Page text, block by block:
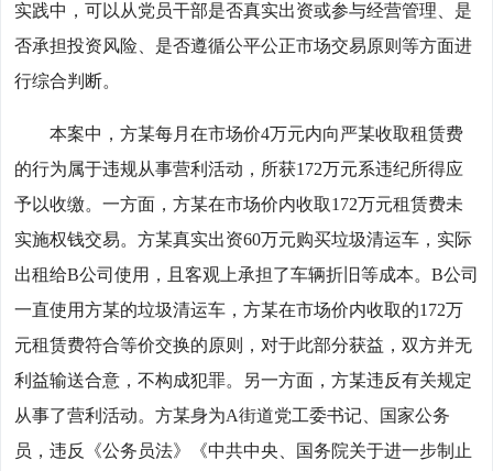
实践中，可以从党员干部是否真实出资或参与经营管理、是
否承担投资风险、是否遵循公平公正市场交易原则等方面进
行综合判断。
本案中，方某每月在市场价4万元内向严某收取租赁费
的行为属于违规从事营利活动，所获172万元系违纪所得应
予以收缴。一方面，方某在市场价内收取172万元租赁费未
实施权钱交易。方某真实出资60万元购买垃圾清运车，实际
出租给B公司使用，且客观上承担了车辆折旧等成本。B公司
一直使用方某的垃圾清运车，方某在市场价内收取的172万
元租赁费符合等价交换的原则，对于此部分获益，双方并无
利益输送合意，不构成犯罪。另一方面，方某违反有关规定
从事了营利活动。方某身为A街道党工委书记、国家公务
员，违反《公务员法》《中共中央、国务院关于进一步制止